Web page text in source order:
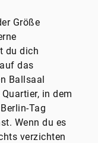
Größe
du dich
das
Ballsaal
in dem
Tag
Wenn du es
verzichten